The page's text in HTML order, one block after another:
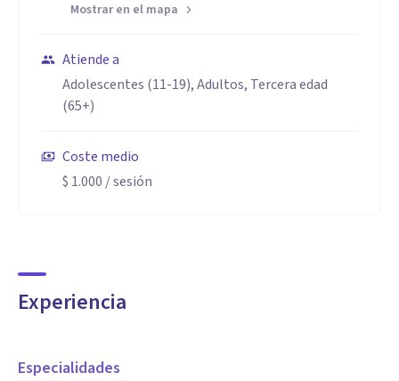
Mostrar en el mapa
Atiende a
Adolescentes (11-19), Adultos, Tercera edad
(65+)
Coste medio
$ 1.000 / sesión
Experiencia
Especialidades